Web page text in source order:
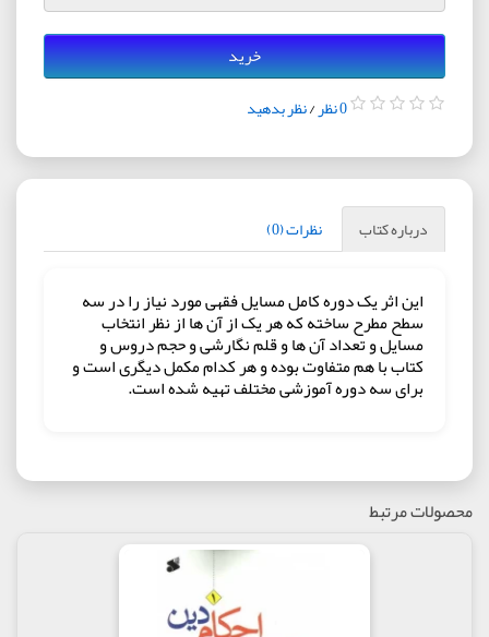
خرید
0 نظر /نظر بدهید
درباره کتاب نظرات (0)
این اثر یک دوره کامل مسایل فقهی مورد نیاز را در سه
سطح مطرح ساخته که هر یک از آن ها از نظر انتخاب
مسایل و تعداد آن ها و قلم نگارشی و حجم دروس و
کتاب با هم متفاوت بوده و هر کدام مکمل دیگری است و
برای سه دوره آموزشی مختلف تهیه شده است.
محصولات مرتبط